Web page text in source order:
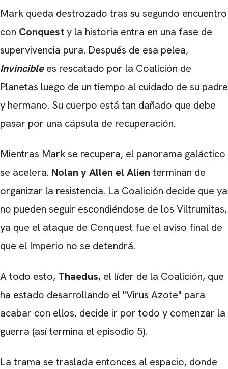
Mark queda destrozado tras su segundo encuentro
con Conquesty la historia entra en una fase de
supervivencia pura. Después de esa pelea,
Invincible es rescatado por la Coalición de
Planetas luego de un tiempo al cuidado de su padre
y hermano. Su cuerpo está tan dañado que debe
pasar por una cápsula de recuperación.
Mientras Mark se recupera, el panorama galáctico
se acelera. Nolan y Allen el Alien terminan de
organizar la resistencia. La Coalición decide que ya
no pueden seguir escondiéndose de los Viltrumitas,
ya que el ataque de Conquest fue el aviso final de
que el Imperio no se detendrá.
A todo esto, Thaedus, el líder de la Coalición, que
ha estado desarrollando el "Virus Azote" para
acabar con ellos, decide ir por todo y comenzar la
guerra (así termina el episodio 5).
La trama se traslada entonces al espacio, donde
CARREGANDO PUBLICIDADE